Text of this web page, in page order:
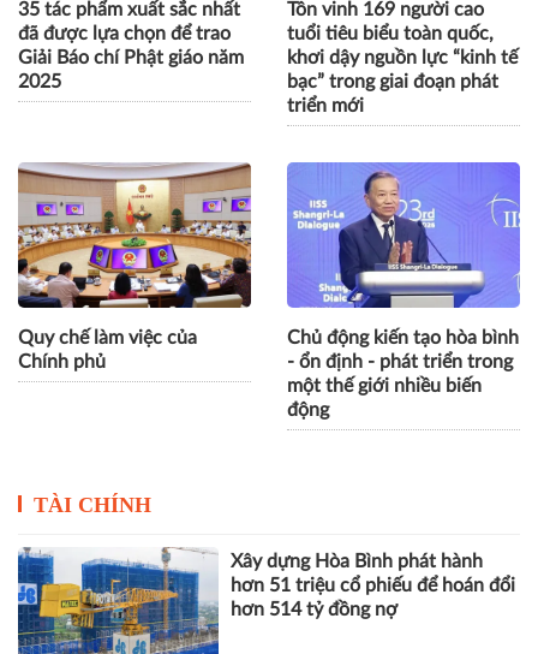
35 tác phẩm xuất sắc nhất
đã được lựa chọn để trao
Giải Báo chí Phật giáo năm
2025
Tôn vinh 169 người cao
tuổi tiêu biểu toàn quốc,
khơi dậy nguồn lực “kinh tế
bạc” trong giai đoạn phát
triển mới
Quy chế làm việc của
một thế giới nhiều biến
động